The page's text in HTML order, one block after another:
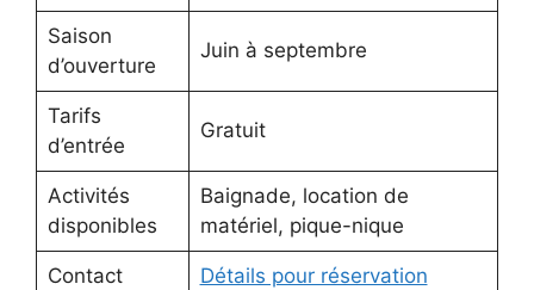
Saison
d’ouverture
Juin à septembre
Tarifs
d’entrée
Gratuit
Activités
disponibles
Baignade, location de
matériel, pique-nique
Contact Détails pour réservation